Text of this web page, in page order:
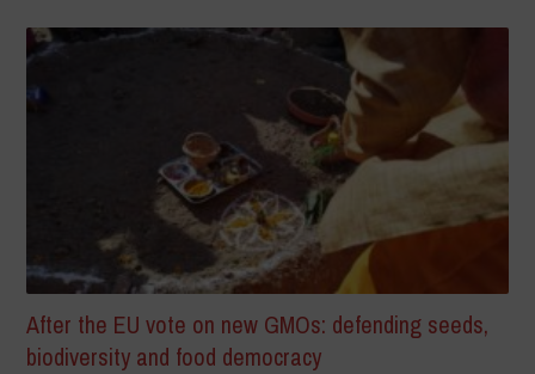
After the EU vote on new GMOs: defending seeds,
biodiversity and food democracy